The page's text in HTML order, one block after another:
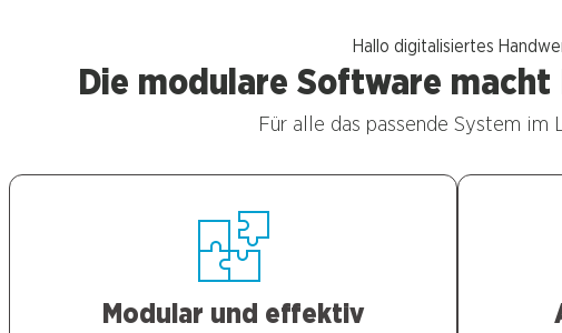
Hal­lo digi­ta­li­sier­tes
Die modu­la­re Soft­ware
Für alle das pas­sen­de Sys­tem im
Modu­lar und effek­tiv